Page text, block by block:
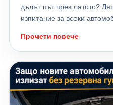
дълъг път през лятото?
изпитание за всеки
които много шофьори
планината или чужбина.
не натоварват само
изпитание всички
година хиляди
летните месеци заради
Прочети повече